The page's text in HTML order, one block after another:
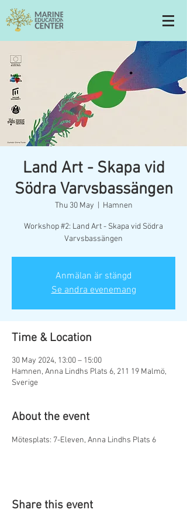
Land Art - Skapa vid
Södra Varvsbassängen
Thu 30 May Hamnen
Workshop #2: Land Art - Skapa vid Södra
Anmälan är stängd
Se andra evenemang
Time & Location
30 May 2024, 13:00 – 15:00
Hamnen, Anna Lindhs Plats 6, 211 19 Malmö,
Sverige
About the event
Mötesplats: 7-Eleven, Anna Lindhs Plats 6
Share this event